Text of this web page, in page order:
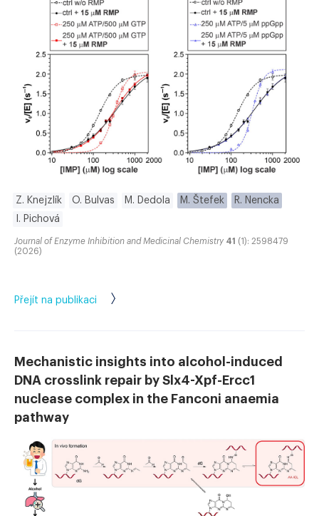
Z. Knejzlík O. Bulvas M. Dedola M. Štefek
R. Nencka
I. Pichová
Journal of Enzyme Inhibition and Medicinal Chemistry 41 (1): 2598479
(2026)
Přejít na publikaci
Mechanistic insights into alcohol-induced
DNA crosslink repair by Slx4-Xpf-Ercc1
nuclease complex in the Fanconi anaemia
pathway